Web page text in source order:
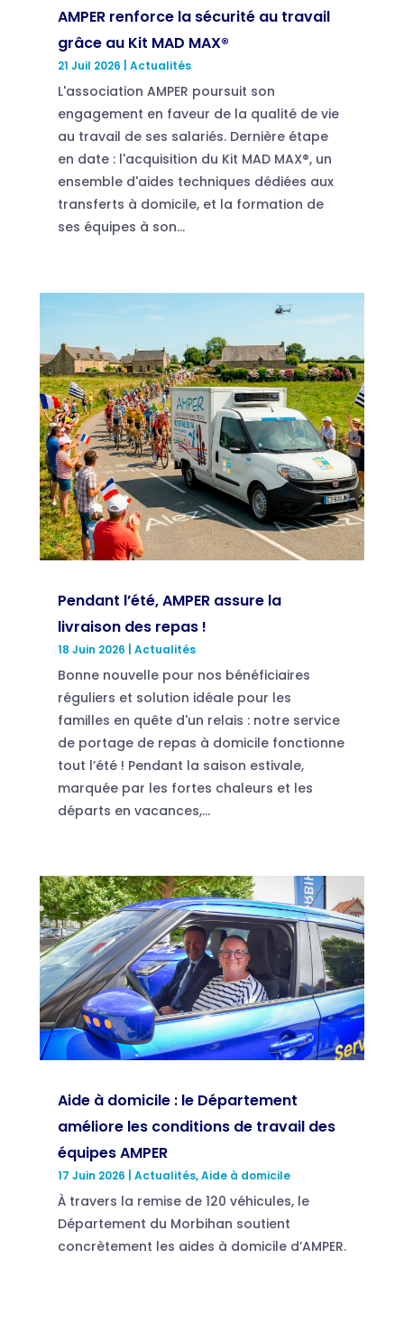
AMPER renforce la sécurité au travail
grâce au Kit MAD MAX®
21 Juil 2026 Actualités
L'association AMPER poursuit son
engagement en faveur de la qualité de vie
au travail de ses salariés. Dernière étape
en date : l'acquisition du Kit MAD MAX®, un
ensemble d'aides techniques dédiées aux
transferts à domicile, et la formation de
ses équipes à son...
Pendant l’été, AMPER assure la
livraison des repas !
18 Juin 2026 Actualités
Bonne nouvelle pour nos bénéficiaires
réguliers et solution idéale pour les
familles en quête d'un relais : notre service
de portage de repas à domicile fonctionne
tout l’été ! Pendant la saison estivale,
marquée par les fortes chaleurs et les
départs en vacances,...
Aide à domicile : le Département
améliore les conditions de travail des
équipes AMPER
17 Juin 2026 Actualités,Aide à domicile
À travers la remise de 120 véhicules, le
Département du Morbihan soutient
concrètement les aides à domicile d’AMPER.